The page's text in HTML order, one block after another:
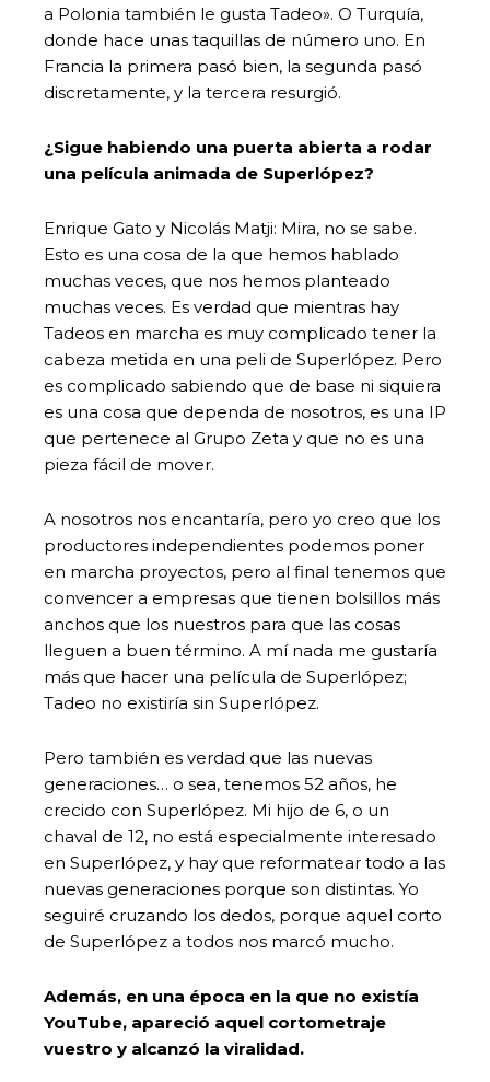
a Polonia también le gusta Tadeo». O Turquía,
donde hace unas taquillas de número uno. En
Francia la primera pasó bien, la segunda pasó
discretamente, y la tercera resurgió.
¿Sigue habiendo una puerta abierta a rodar
una película animada de Superlópez?
Enrique Gato y Nicolás Matji: Mira, no se sabe.
Esto es una cosa de la que hemos hablado
muchas veces, que nos hemos planteado
muchas veces. Es verdad que mientras hay
Tadeos en marcha es muy complicado tener la
cabeza metida en una peli de Superlópez. Pero
es complicado sabiendo que de base ni siquiera
es una cosa que dependa de nosotros, es una IP
que pertenece al Grupo Zeta y que no es una
pieza fácil de mover.
A nosotros nos encantaría, pero yo creo que los
productores independientes podemos poner
en marcha proyectos, pero al final tenemos que
convencer a empresas que tienen bolsillos más
anchos que los nuestros para que las cosas
lleguen a buen término. A mí nada me gustaría
más que hacer una película de Superlópez;
Tadeo no existiría sin Superlópez.
Pero también es verdad que las nuevas
generaciones… o sea, tenemos 52 años, he
crecido con Superlópez. Mi hijo de 6, o un
chaval de 12, no está especialmente interesado
en Superlópez, y hay que reformatear todo a las
nuevas generaciones porque son distintas. Yo
seguiré cruzando los dedos, porque aquel corto
de Superlópez a todos nos marcó mucho.
Además, en una época en la que no existía
YouTube, apareció aquel cortometraje
vuestro y alcanzó la viralidad.